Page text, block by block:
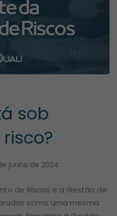
sob
junho de 2024
de Riscos e a Gestão de
como uma mesma